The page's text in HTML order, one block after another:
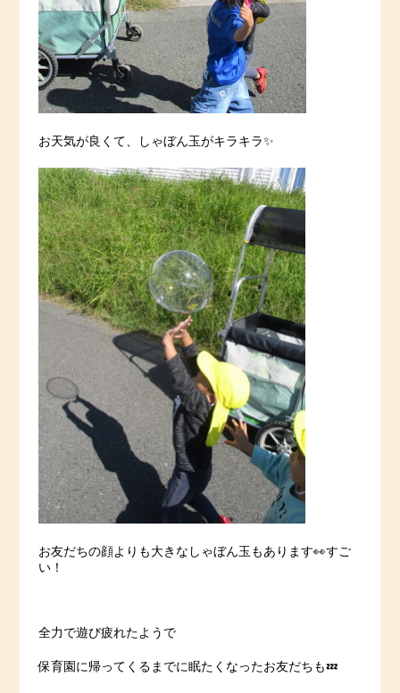
お天気が良くて、しゃぼん玉がキラキラ✨
お友だちの顔よりも大きなしゃぼん玉もあります👀すご
い！
全力で遊び疲れたようで
保育園に帰ってくるまでに眠たくなったお友だちも💤